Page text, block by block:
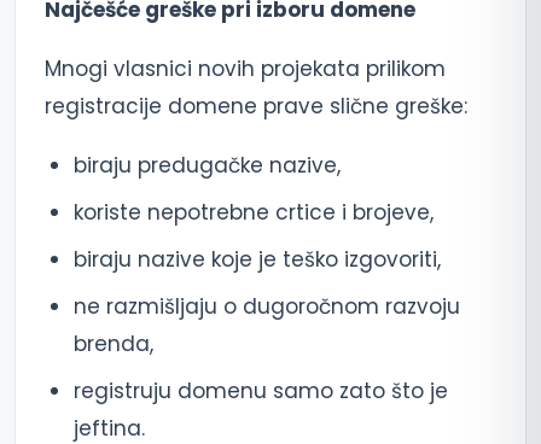
Najčešće greške pri izboru domene
Mnogi vlasnici novih projekata prilikom
registracije domene prave slične greške:
biraju predugačke nazive,
koriste nepotrebne crtice i brojeve,
biraju nazive koje je teško izgovoriti,
ne razmišljaju o dugoročnom razvoju
brenda,
registruju domenu samo zato što je
jeftina.